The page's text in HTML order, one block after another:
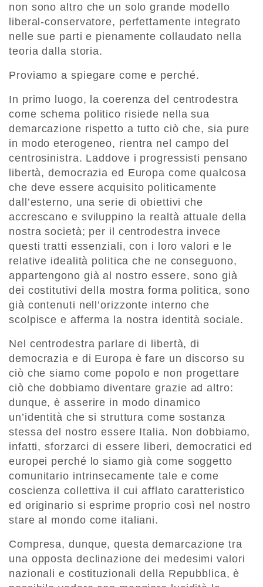
non sono altro che un solo grande modello
liberal-conservatore, perfettamente integrato
nelle sue parti e pienamente collaudato nella
teoria dalla storia.
Proviamo a spiegare come e perché.
In primo luogo, la coerenza del centrodestra
come schema politico risiede nella sua
demarcazione rispetto a tutto ciò che, sia pure
in modo eterogeneo, rientra nel campo del
centrosinistra. Laddove i progressisti pensano
libertà, democrazia ed Europa come qualcosa
che deve essere acquisito politicamente
dall’esterno, una serie di obiettivi che
accrescano e sviluppino la realtà attuale della
nostra società; per il centrodestra invece
questi tratti essenziali, con i loro valori e le
relative idealità politica che ne conseguono,
appartengono già al nostro essere, sono già
dei costitutivi della mostra forma politica, sono
già contenuti nell’orizzonte interno che
scolpisce e afferma la nostra identità sociale.
Nel centrodestra parlare di libertà, di
democrazia e di Europa è fare un discorso su
ciò che siamo come popolo e non progettare
ciò che dobbiamo diventare grazie ad altro:
dunque, è asserire in modo dinamico
un’identità che si struttura come sostanza
stessa del nostro essere Italia. Non dobbiamo,
infatti, sforzarci di essere liberi, democratici ed
europei perché lo siamo già come soggetto
comunitario intrinsecamente tale e come
coscienza collettiva il cui afflato caratteristico
ed originario si esprime proprio così nel nostro
stare al mondo come italiani.
Compresa, dunque, questa demarcazione tra
una opposta declinazione dei medesimi valori
nazionali e costituzionali della Repubblica, è